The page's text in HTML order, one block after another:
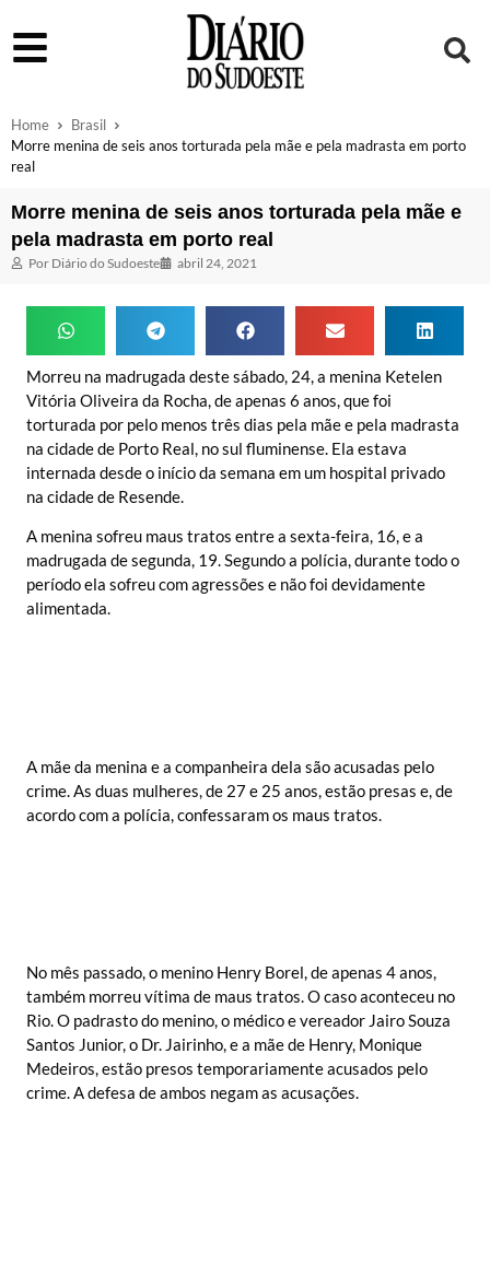
Home
Brasil
Morre menina de seis anos torturada pela mãe e pela madrasta em porto
real
Morre menina de seis anos torturada pela mãe e
pela madrasta em porto real
Por Diário do Sudoeste abril 24, 2021
Morreu na madrugada deste sábado, 24, a menina Ketelen
Vitória Oliveira da Rocha, de apenas 6 anos, que foi
torturada por pelo menos três dias pela mãe e pela madrasta
na cidade de Porto Real, no sul fluminense. Ela estava
internada desde o início da semana em um hospital privado
na cidade de Resende.
A menina sofreu maus tratos entre a sexta-feira, 16, e a
madrugada de segunda, 19. Segundo a polícia, durante todo o
período ela sofreu com agressões e não foi devidamente
alimentada.
A mãe da menina e a companheira dela são acusadas pelo
crime. As duas mulheres, de 27 e 25 anos, estão presas e, de
acordo com a polícia, confessaram os maus tratos.
No mês passado, o menino Henry Borel, de apenas 4 anos,
também morreu vítima de maus tratos. O caso aconteceu no
Rio. O padrasto do menino, o médico e vereador Jairo Souza
Santos Junior, o Dr. Jairinho, e a mãe de Henry, Monique
Medeiros, estão presos temporariamente acusados pelo
crime. A defesa de ambos negam as acusações.